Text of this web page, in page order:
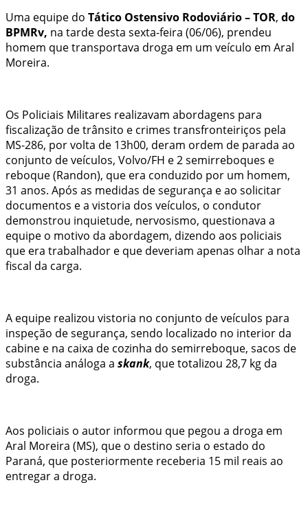
Uma equipe do Tático Ostensivo Rodoviário – TOR, do
BPMRv, na tarde desta sexta-feira (06/06), prendeu
homem que transportava droga em um veículo em Aral
Moreira.
Os Policiais Militares realizavam abordagens para
fiscalização de trânsito e crimes transfronteiriços pela
MS-286, por volta de 13h00, deram ordem de parada ao
conjunto de veículos, Volvo/FH e 2 semirreboques e
reboque (Randon), que era conduzido por um homem,
31 anos. Após as medidas de segurança e ao solicitar
documentos e a vistoria dos veículos, o condutor
demonstrou inquietude, nervosismo, questionava a
equipe o motivo da abordagem, dizendo aos policiais
que era trabalhador e que deveriam apenas olhar a nota
fiscal da carga.
A equipe realizou vistoria no conjunto de veículos para
inspeção de segurança, sendo localizado no interior da
cabine e na caixa de cozinha do semirreboque, sacos de
substância análoga a skank, que totalizou 28,7 kg da
droga.
Aos policiais o autor informou que pegou a droga em
Aral Moreira (MS), que o destino seria o estado do
Paraná, que posteriormente receberia 15 mil reais ao
entregar a droga.